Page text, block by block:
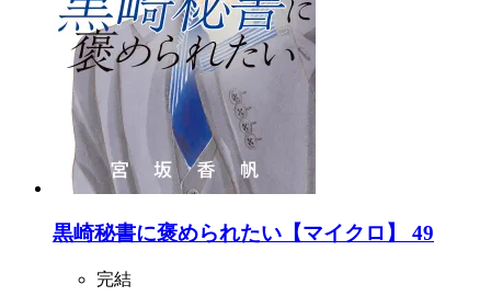
黒崎秘書に褒められたい【マイクロ】 49
完結